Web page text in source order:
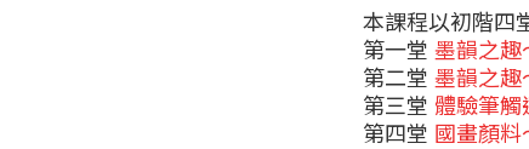
本課程以初階四
第一堂 墨韻之趣
第二堂 墨韻之趣
第三堂 體驗筆觸
第四堂 國畫顏